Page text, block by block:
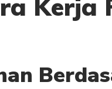
Kerja